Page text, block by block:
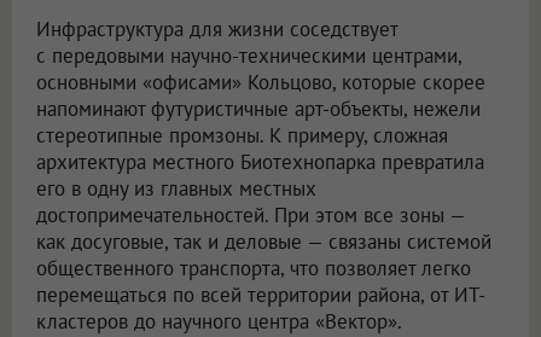
Инфраструктура для жизни соседствует
с передовыми научно-техническими центрами,
основными «офисами» Кольцово, которые скорее
напоминают футуристичные арт-объекты, нежели
стереотипные промзоны. К примеру, сложная
архитектура местного Биотехнопарка превратила
его в одну из главных местных
достопримечательностей. При этом все зоны —
как досуговые, так и деловые — связаны системой
общественного транспорта, что позволяет легко
перемещаться по всей территории района, от ИТ-
кластеров до научного центра «Вектор».